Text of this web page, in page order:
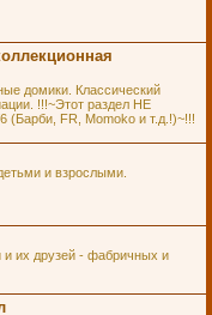
домики. Классический
!!!~Этот раздел НЕ
(Барби, FR, Momoko и т.д.!)~!!!
и взрослыми.
и их друзей - фабричных и